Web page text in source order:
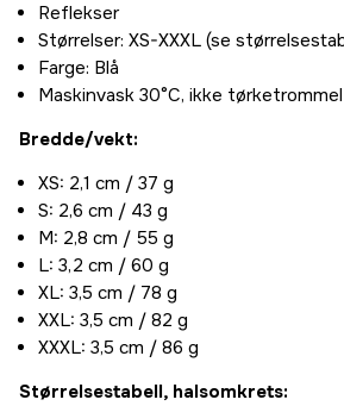
Reflekser
Størrelser: XS-XXXL (se
Farge: Blå
Maskinvask 30°C, ikke tørketrommel
Bredde/vekt:
XS: 2,1 cm / 37 g
S: 2,6 cm / 43 g
M: 2,8 cm / 55 g
L: 3,2 cm / 60 g
XL: 3,5 cm / 78 g
XXL: 3,5 cm / 82 g
XXXL: 3,5 cm / 86 g
Størrelsestabell, halsomkrets: